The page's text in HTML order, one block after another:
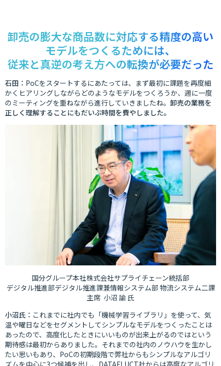
卸売の膨大な商品数に対応する精度の高い
モデルをつくるためには、
従来と真逆の考え方への転換が必要だった
石田： PoCをスタートするにあたっては、まず最初に課題を再度細
かくヒアリングしながらどのようなモデルをつくろうか、週に一度
のミーティングを重ねながら進行していきましたね。 卸売の業務を
正しく理解することにもだいぶ時間を費やしました。
国分グループ本社株式会社サプライチェーン統括部
デジタル推進部デジタル推進課兼情報システム部 物流システム二課
主席 小沼 諭 氏
小沼氏： これまでに社内でも「機械学習ライブラリ」を使って、気
温や曜日などをセグメントしてシンプルなモデルをつくったことは
あったので、高度化したときにいいものが出来上がるのではという
期待感は最初からありました。それまでの社内のノウハウを生かし
たい思いもあり、PoCの初期段階で弊社からもシンプルなアルゴリ